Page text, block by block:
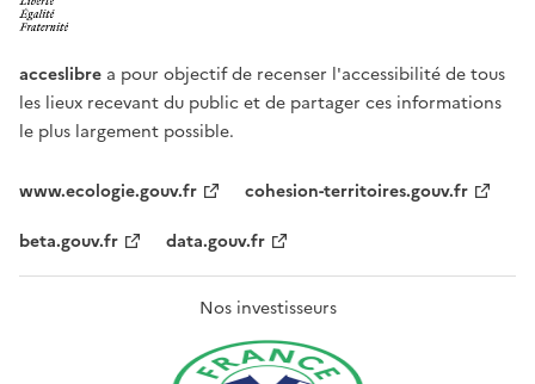
acceslibre a pour objectif de recenser l'accessibilité de tous
les lieux recevant du public et de partager ces informations
le plus largement possible.
www.ecologie.gouv.fr
cohesion-territoires.gouv.fr
beta.gouv.fr
data.gouv.fr
Nos investisseurs